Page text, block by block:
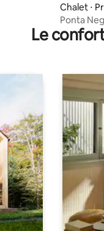
Chalet ⋅
Ponta
dans le
Le